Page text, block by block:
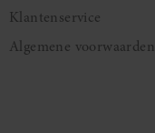
Klantenservice
Algemene voorwaarden